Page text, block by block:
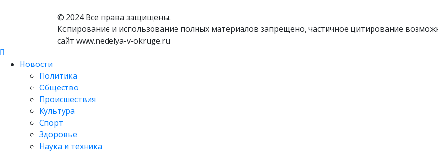
© 2024 Все права защищены.
Копирование и использование полных материалов запрещено, частичное цитирование
сайт www.nedelya-v-okruge.ru
Новости
Политика
Общество
Происшествия
Культура
Спорт
Здоровье
Наука и техника